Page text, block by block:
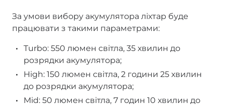
За умови вибору акумулятора ліхтар буде
працювати з такими параметрами:
Turbo: 550 люмен світла, 35 хвилин до
розрядки акумулятора;
High: 150 люмен світла, 2 години 25 хвилин
до розрядки акумулятора;
Mid: 50 люмен світла, 7 годин 10 хвилин до